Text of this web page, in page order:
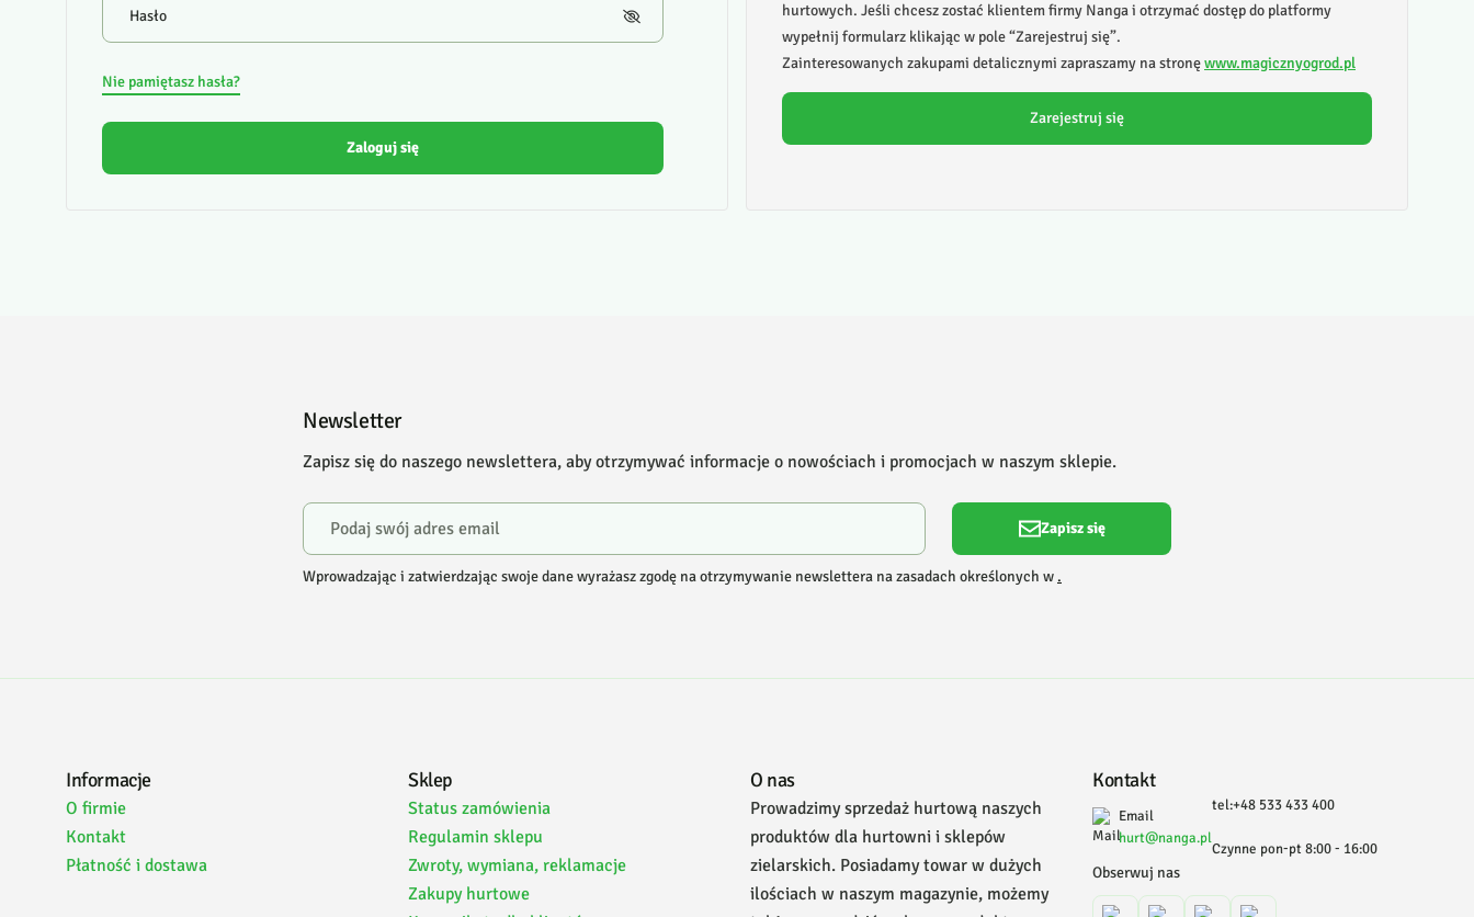
Hasło
Nie pamiętasz hasła?
Zaloguj się
hurtowych. Jeśli chcesz zostać klientem firmy Nanga i otrzymać dostęp do platformy
wypełnij formularz klikając w pole “Zarejestruj się”.
Zainteresowanych zakupami detalicznymi zapraszamy na stronęwww.magicznyogrod.pl
Zarejestruj się
Newsletter
Zapisz się do naszego newslettera, aby otrzymywać informacje o nowościach i promocjach w naszym sklepie.
Zapisz się
Wprowadzając i zatwierdzając swoje dane wyrażasz zgodę na otrzymywanie newslettera na zasadach określonych w .
Informacje
O firmie
Kontakt
Płatność i dostawa
Sklep
Status zamówienia
Regulamin sklepu
Zwroty, wymiana, reklamacje
Zakupy hurtowe
O nas
Prowadzimy sprzedaż hurtową naszych
produktów dla hurtowni i sklepów
zielarskich. Posiadamy towar w dużych
ilościach w naszym magazynie, możemy
Kontakt
Email
hurt@nanga.pl
tel:+48 533 433 400
Czynne pon-pt 8:00 - 16:00
Obserwuj nas